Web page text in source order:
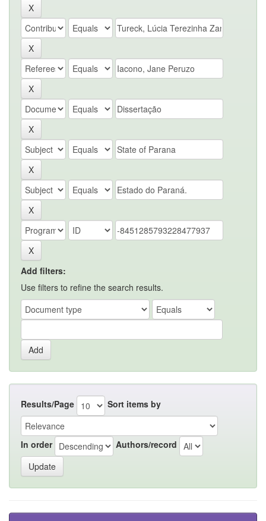
Add filters:
Use filters to refine the search results.
Results/Page Sort items by
In order Authors/record